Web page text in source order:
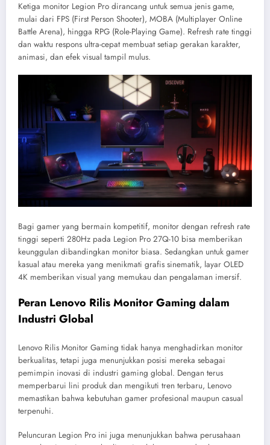
Ketiga monitor Legion Pro dirancang untuk semua jenis game,
mulai dari FPS (First Person Shooter), MOBA (Multiplayer Online
Battle Arena), hingga RPG (Role-Playing Game). Refresh rate tinggi
dan waktu respons ultra-cepat membuat setiap gerakan karakter,
animasi, dan efek visual tampil mulus.
Bagi gamer yang bermain kompetitif, monitor dengan refresh rate
tinggi seperti 280Hz pada Legion Pro 27Q-10 bisa memberikan
keunggulan dibandingkan monitor biasa. Sedangkan untuk gamer
kasual atau mereka yang menikmati grafis sinematik, layar OLED
4K memberikan visual yang memukau dan pengalaman imersif.
Peran Lenovo Rilis Monitor Gaming dalam
Industri Global
Lenovo Rilis Monitor Gaming tidak hanya menghadirkan monitor
berkualitas, tetapi juga menunjukkan posisi mereka sebagai
pemimpin inovasi di industri gaming global. Dengan terus
memperbarui lini produk dan mengikuti tren terbaru, Lenovo
memastikan bahwa kebutuhan gamer profesional maupun casual
terpenuhi.
Peluncuran Legion Pro ini juga menunjukkan bahwa perusahaan